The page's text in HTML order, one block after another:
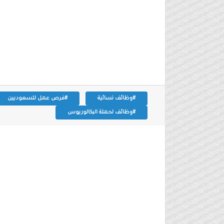
#وظائف نسائية #فرص عمل للسعوديين
#وظائف لحملة البكالوريوس